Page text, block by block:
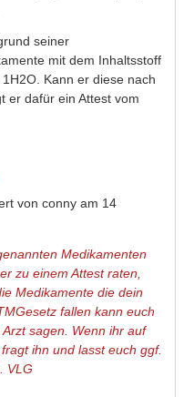
seiner
mit dem Inhaltsstoff
Kann er diese nach
er dafür ein Attest vom
von conny am 14
Medikamenten
zu einem Attest raten,
Medikamente die dein
fallen kann euch
sagen. Wenn ihr auf
ihn und lasst euch ggf.
VLG